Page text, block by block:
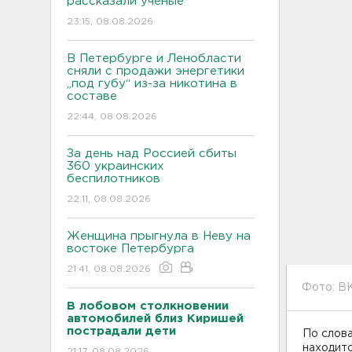
23:15, 08.08.2026
В Петербурге и Ленобласти
сняли с продажи энергетики
„под губу“ из-за никотина в
составе
22:44, 08.08.2026
За день над Россией сбиты
360 украинских
беспилотников
22:11, 08.08.2026
Женщина прыгнула в Неву на
востоке Петербурга
21:41, 08.08.2026
В лобовом столкновении
автомобилей близ Киришей
пострадали дети
Фото:
По